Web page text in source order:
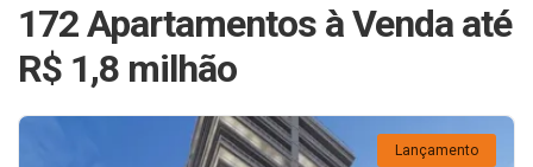
172 Apartamentos à Venda até
R$ 1,8 milhão
Lançamento